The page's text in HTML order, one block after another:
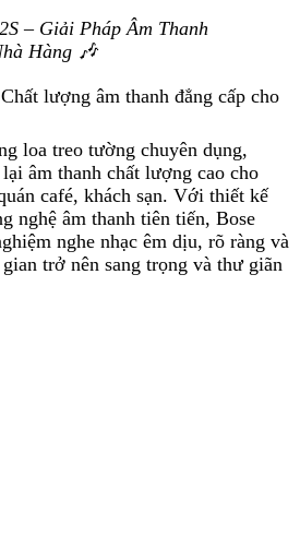
– Giải Pháp Âm Thanh
Hàng 🎶
lượng âm thanh đẳng cấp cho
loa treo tường chuyên dụng,
âm thanh chất lượng cao cho
café, khách sạn. Với thiết kế
nghệ âm thanh tiên tiến, Bose
nghe nhạc êm dịu, rõ ràng và
trở nên sang trọng và thư giãn